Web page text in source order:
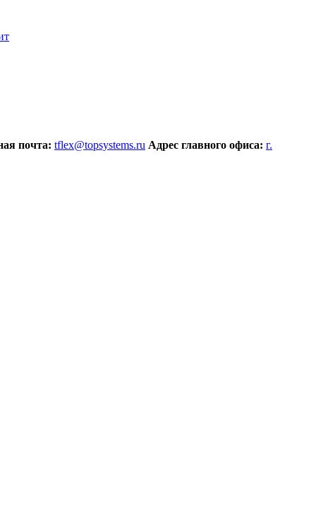
почта: tflex@topsystems.ru Адрес главного офиса: г.